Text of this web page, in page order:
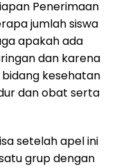
Penerimaan
jumlah siswa
apakah ada
dan karena
kesehatan
dan obat serta
setelah apel ini
grup dengan